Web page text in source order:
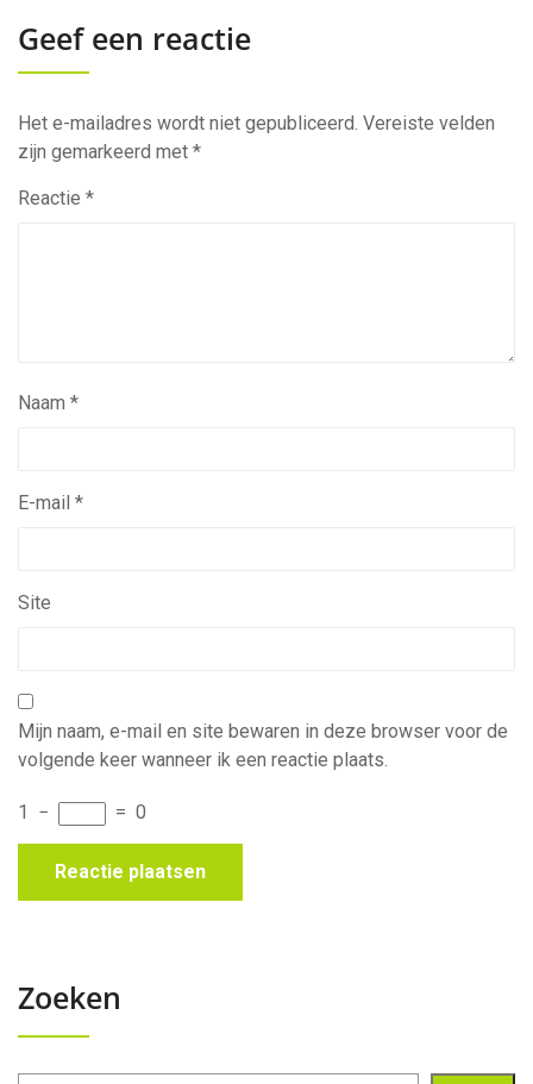
Geef een reactie
Het e-mailadres wordt niet gepubliceerd. Vereiste velden
zijn gemarkeerd met *
Reactie *
Naam *
E-mail *
Site
Mijn naam, e-mail en site bewaren in deze browser voor de
volgende keer wanneer ik een reactie plaats.
1 − = 0
Zoeken